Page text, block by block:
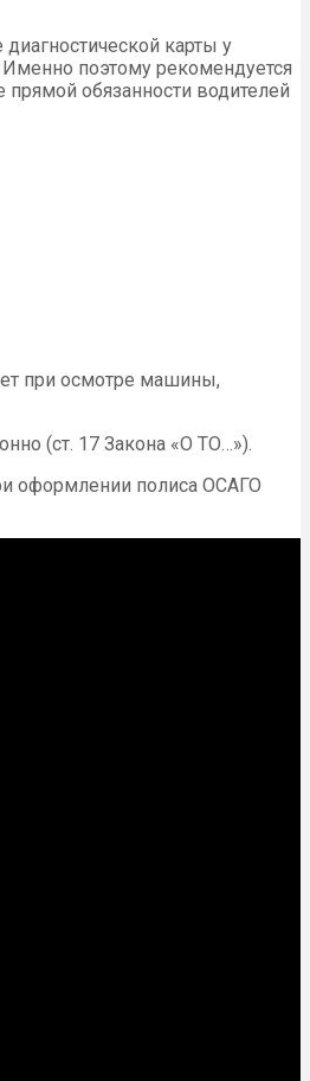
карты у
поэтому рекомендуется
обязанности водителей
при осмотре машины,
(ст. 17 Закона «О ТО…»).
оформлении полиса ОСАГО